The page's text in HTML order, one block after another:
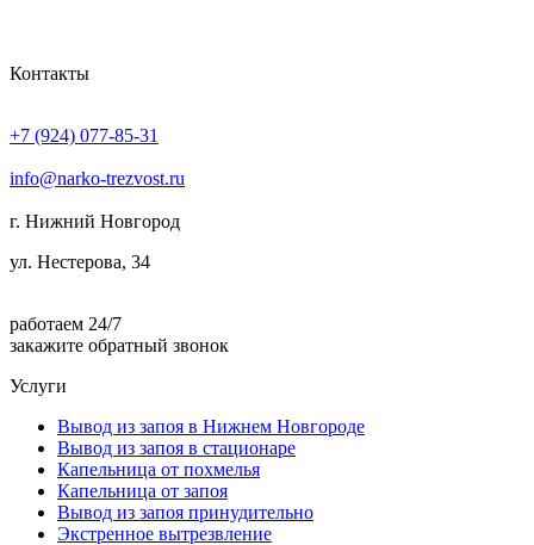
Контакты
+7 (924) 077-85-31
info@narko-trezvost.ru
г. Нижний Новгород
ул. Нестерова, 34
работаем 24/7
закажите обратный звонок
Услуги
Вывод из запоя в Нижнем Новгороде
Вывод из запоя в стационаре
Капельница от похмелья
Капельница от запоя
Вывод из запоя принудительно
Экстренное вытрезвление